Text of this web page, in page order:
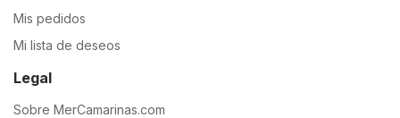
Mis pedidos
Mi lista de deseos
Legal
Sobre MerCamarinas.com